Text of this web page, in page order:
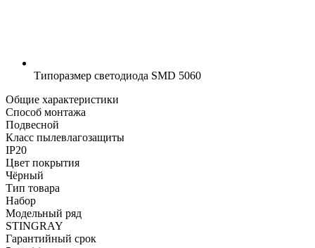
Типоразмер светодиода SMD 5060
Общие характеристики
Способ монтажа
Подвесной
Класс пылевлагозащиты
IP20
Цвет покрытия
Чёрный
Тип товара
Набор
Модельный ряд
STINGRAY
Гарантийный срок